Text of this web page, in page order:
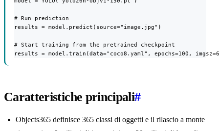
# Run prediction
results = model.predict(source="image.jpg")
# Start training from the pretrained checkpoint
results = model.train(data="coco8.yaml", epochs=100,
Caratteristiche principali#
Objects365 definisce 365 classi di oggetti e il rilascio a monte